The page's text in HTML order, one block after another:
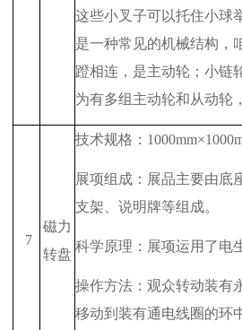
这些小叉子可以托住小球
是一种常见的机械结构，
蹬相连，是主动轮；小链
为有多组主动轮和从动轮
7
磁力
转盘
技术规格： 1000mm×
展项组成：展品主要由底
支架、说明牌等组成。
科学原理：展项运用了电
操作方法：观众转动装有
移动到装有通电线圈的环